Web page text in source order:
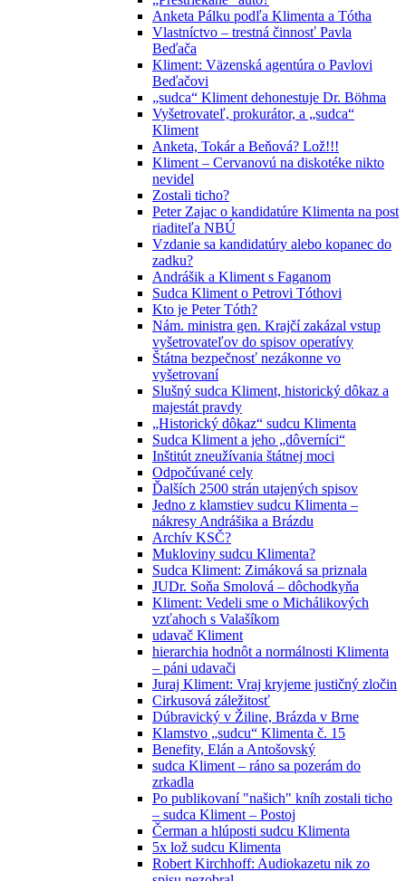
Anketa Pálku podľa Klimenta a Tótha
Vlastníctvo – trestná činnosť Pavla
Beďača
Kliment: Väzenská agentúra o Pavlovi
Beďačovi
„sudca“ Kliment dehonestuje Dr. Böhma
Vyšetrovateľ, prokurátor, a „sudca“
Kliment
Anketa, Tokár a Beňová? Lož!!!
Kliment – Cervanovú na diskotéke nikto
nevidel
Zostali ticho?
Peter Zajac o kandidatúre Klimenta na post
riaditeľa NBÚ
Vzdanie sa kandidatúry alebo kopanec do
zadku?
Andrášik a Kliment s Faganom
Sudca Kliment o Petrovi Tóthovi
Kto je Peter Tóth?
Nám. ministra gen. Krajčí zakázal vstup
vyšetrovateľov do spisov operatívy
Štátna bezpečnosť nezákonne vo
vyšetrovaní
Slušný sudca Kliment, historický dôkaz a
majestát pravdy
„Historický dôkaz“ sudcu Klimenta
Sudca Kliment a jeho „dôverníci“
Inštitút zneužívania štátnej moci
Odpočúvané cely
Ďalších 2500 strán utajených spisov
Jedno z klamstiev sudcu Klimenta –
nákresy Andrášika a Brázdu
Archív KSČ?
Mukloviny sudcu Klimenta?
Sudca Kliment: Zimáková sa priznala
JUDr. Soňa Smolová – dôchodkyňa
Kliment: Vedeli sme o Michálikových
vzťahoch s Valašíkom
udavač Kliment
hierarchia hodnôt a normálnosti Klimenta
– páni udavači
Juraj Kliment: Vraj kryjeme justičný zločin
Cirkusová záležitosť
Dúbravický v Žiline, Brázda v Brne
Klamstvo „sudcu“ Klimenta č. 15
Benefity, Elán a Antošovský
sudca Kliment – ráno sa pozerám do
zrkadla
Po publikovaní "našich" kníh zostali ticho
– sudca Kliment – Postoj
Čerman a hlúposti sudcu Klimenta
5x lož sudcu Klimenta
Robert Kirchhoff: Audiokazetu nik zo